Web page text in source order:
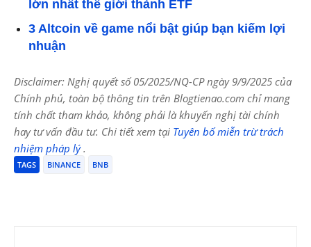
lớn nhất thế giới thành ETF
3 Altcoin về game nổi bật giúp bạn kiếm lợi
nhuận
Disclaimer: Nghị quyết số 05/2025/NQ-CP ngày 9/9/2025 của
Chính phủ, toàn bộ thông tin trên Blogtienao.com chỉ mang
tính chất tham khảo, không phải là khuyến nghị tài chính
hay tư vấn đầu tư. Chi tiết xem tại Tuyên bố miễn trừ trách
nhiệm pháp lý.
TAGS BINANCE BNB